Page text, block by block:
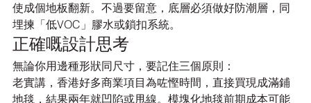
使成個地板翻新。不過要留意，底層必須做好防潮層，同
埋揀「低VOC」膠水或鎖扣系統。
正確嘅設計思考
無論你用邊種形狀同尺寸，要記住三個原則：
老實講，香港好多商業項目為咗慳時間，直接買現成滿鋪
地毯，結果兩年就凹陷或甩線。模塊化地毯前期成本可能